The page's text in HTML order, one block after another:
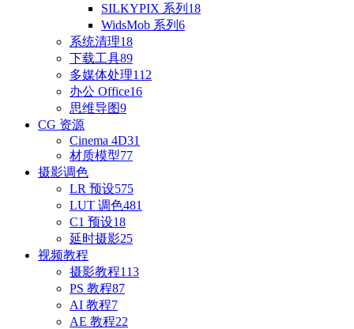
SILKYPIX 系列 18
WidsMob 系列 6
系统清理18
下载工具89
多媒体处理112
办公 Office16
思维导图9
CG 资源
Cinema 4D31
材质模型77
摄影调色
LR 预设575
LUT 调色481
C1 预设18
延时摄影25
视频教程
摄影教程113
PS 教程87
AI 教程7
AE 教程22